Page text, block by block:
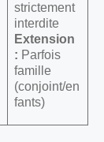
strictement
interdite
Extension
: Parfois
famille
(conjoint/en
fants)